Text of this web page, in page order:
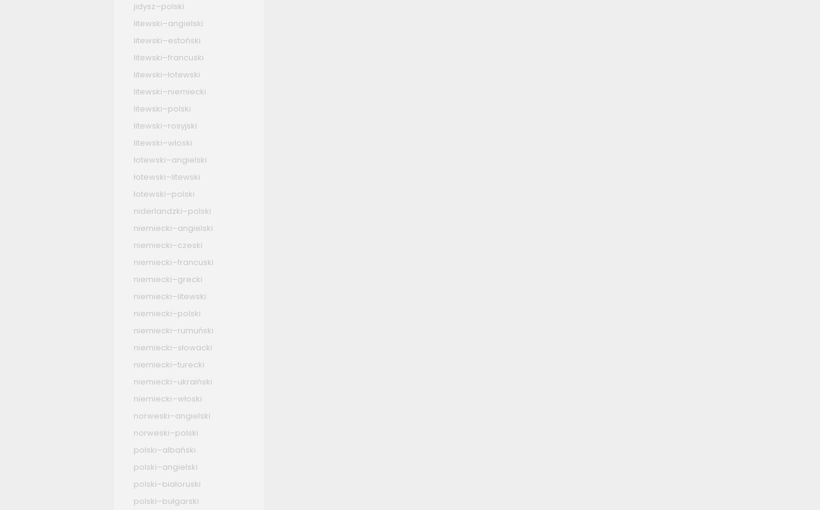
jidysz–polski
litewski–angielski
litewski–estoński
litewski–francuski
litewski–łotewski
litewski–niemiecki
litewski–polski
litewski–rosyjski
litewski–włoski
łotewski–angielski
łotewski–litewski
łotewski–polski
niderlandzki–polski
niemiecki–angielski
niemiecki–czeski
niemiecki–francuski
niemiecki–grecki
niemiecki–litewski
niemiecki–polski
niemiecki–rumuński
niemiecki–słowacki
niemiecki–turecki
niemiecki–ukraiński
niemiecki–włoski
norweski–angielski
norweski–polski
polski–albański
polski–angielski
polski–białoruski
polski–bułgarski